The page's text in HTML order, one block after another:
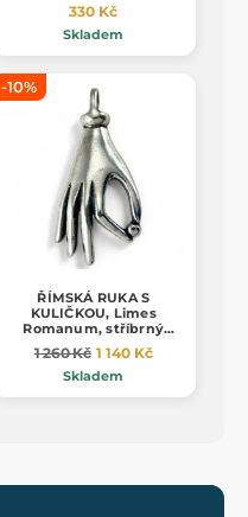
330 Kč
Skladem
-10%
ŘÍMSKÁ RUKA S
KULIČKOU, Limes
Romanum, stříbrný
1 260 Kč 1 140 Kč
Skladem